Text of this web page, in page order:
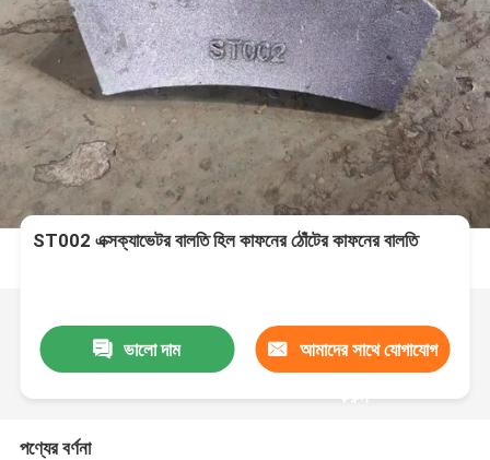
ST002 এক্সক্যাভেটর বালতি হিল কাফনের ঠোঁটের কাফনের বালতি
ভালো দাম আমাদের সাথে যোগাযোগ
করুন
পণ্যের বর্ণনা